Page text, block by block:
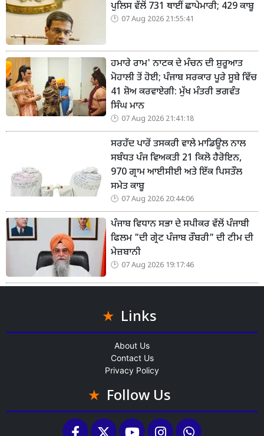
ਪੁਲਿਸ ਵੱਲੋਂ 731 ਥਾਈਂ ਛਾਪੇਮਾਰੀ; 429 ਕਾਬੂ
07 Aug 2026 21:55:41
ਹਮਾਰੇ ਰਾਮ' ਨਾਟਕ ਦੇ ਮੰਚਨ ਦੀ ਸ਼ੁਰੂਆਤ
ਮੋਹਾਲੀ ਤੋਂ ਹੋਈ; ਪੰਜਾਬ ਸਰਕਾਰ ਪੂਰੇ ਸੂਬੇ ਵਿੱਚ
41 ਸ਼ੋਅ ਕਰਵਾਏਗੀ: ਮੁੱਖ ਮੰਤਰੀ ਭਗਵੰਤ
ਸਿੰਘ ਮਾਨ
07 Aug 2026 21:41:18
ਸਰਹੱਦ ਪਾਰੋਂ ਤਸਕਰੀ ਵਾਲੇ ਮਾਡਿਊਲ ਨਾਲ
ਸਬੰਧਤ ਪੰਜ ਵਿਅਕਤੀ 21 ਕਿਲੋ ਹੈਰੋਇਨ,
970 ਗ੍ਰਾਮ ਆਈਸੀਈ ਅਤੇ ਇੱਕ ਪਿਸਤੌਲ
ਸਮੇਤ ਕਾਬੂ
07 Aug 2026 20:44:06
ਪੰਜਾਬ ਵਿਧਾਨ ਸਭਾ ਦੇ ਸਪੀਕਰ ਵੱਲੋਂ ਪੰਜਾਬੀ
ਫਿਲਮ "ਦੀ ਗ੍ਰੇਟ ਪੰਜਾਬ ਰੌਬਰੀ" ਦੀ ਟੀਮ ਦੀ
ਮੇਜ਼ਬਾਨੀ
07 Aug 2026 19:17:46
Links
About Us
Contact Us
Privacy Policy
Follow Us